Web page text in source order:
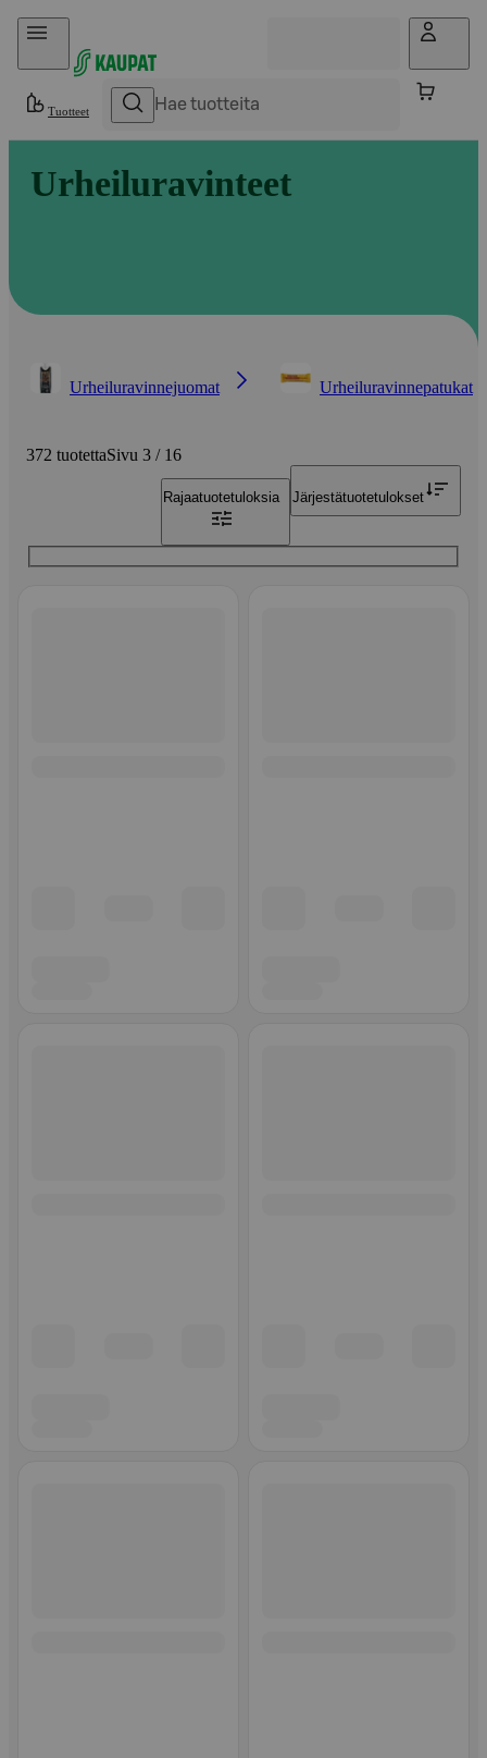
Hyppää sisältöön
Tuotteet
Urheiluravinteet
Urheiluravinnejuomat Urheiluravinnepatukat
372 tuotettaSivu 3 / 16
Rajaatuotetuloksia Järjestätuotetulokset